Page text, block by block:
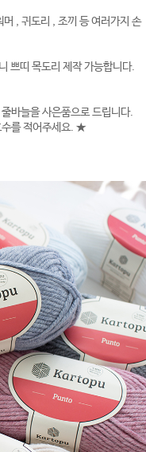
, 귀도리 , 조끼 등 여러가지 손
쁘띠 목도리 제작 가능합니다.
바늘을 사은품으로 드립니다.
수를 적어주세요. ★